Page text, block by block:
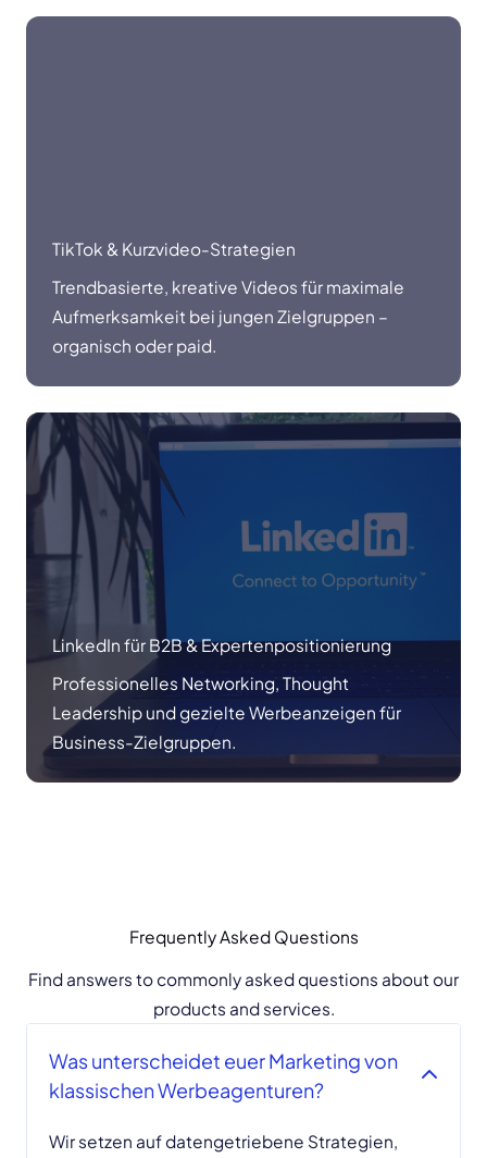
TikTok & Kurzvideo-Strategien
Trendbasierte, kreative Videos für maximale
Aufmerksamkeit bei jungen Zielgruppen –
organisch oder paid.
LinkedIn für B2B & Expertenpositionierung
Professionelles Networking, Thought
Leadership und gezielte Werbeanzeigen für
Business-Zielgruppen.
Frequently Asked Questions
Find answers to commonly asked questions about our
products and services.
Was unterscheidet euer Marketing von
klassischen Werbeagenturen?
Wir setzen auf datengetriebene Strategien,